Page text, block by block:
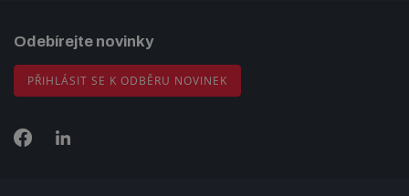
Odebírejte novinky
PŘIHLÁSIT SE K ODBĚRU NOVINEK